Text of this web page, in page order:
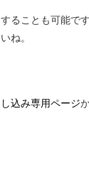
ることも可能です
ね。
込み専用ページ